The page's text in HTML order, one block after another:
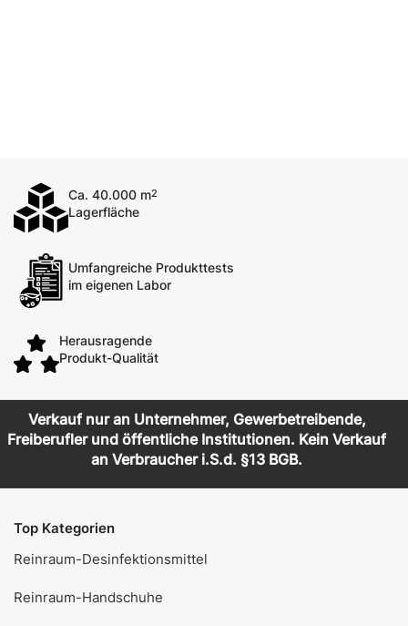
Ca. 40.000 m2
Lagerfläche
Umfangreiche Produkttests
im eigenen Labor
Herausragende
Produkt-Qualität
Verkauf nur an Unternehmer, Gewerbetreibende,
Freiberufler und öffentliche Institutionen. Kein Verkauf
an Verbraucher i.S.d. §13 BGB.
Top Kategorien
Reinraum-Desinfektionsmittel
Reinraum-Handschuhe